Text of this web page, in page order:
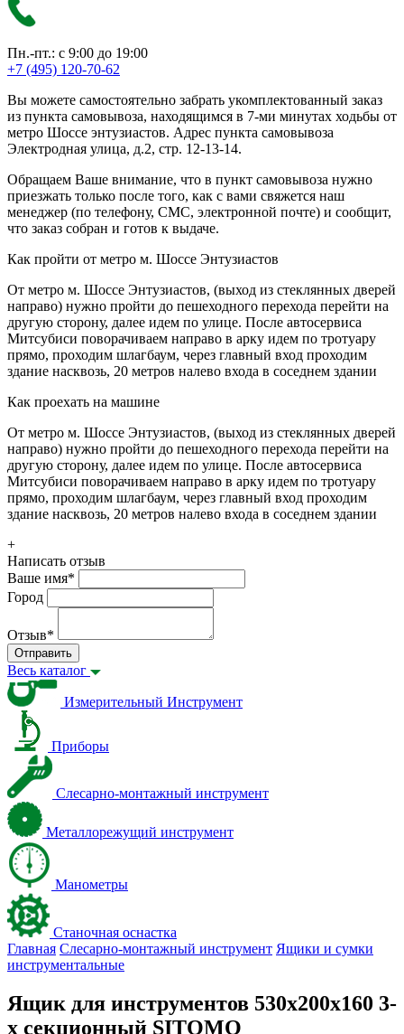
Пн.-пт.: с 9:00 до 19:00
+7 (495) 120-70-62
Вы можете самостоятельно забрать укомплектованный заказ
из пункта самовывоза, находящимся в 7-ми минутах ходьбы от
метро Шоссе энтузиастов. Адрес пункта самовывоза
Электродная улица, д.2, стр. 12-13-14.
Обращаем Ваше внимание, что в пункт самовывоза нужно
приезжать только после того, как с вами свяжется наш
менеджер (по телефону, СМС, электронной почте) и сообщит,
что заказ собран и готов к выдаче.
Как пройти от метро м. Шоссе Энтузиастов
От метро м. Шоссе Энтузиастов, (выход из стеклянных дверей
направо) нужно пройти до пешеходного перехода перейти на
другую сторону, далее идем по улице. После автосервиса
Митсубиси поворачиваем направо в арку идем по тротуару
прямо, проходим шлагбаум, через главный вход проходим
здание насквозь, 20 метров налево входа в соседнем здании
Как проехать на машине
От метро м. Шоссе Энтузиастов, (выход из стеклянных дверей
направо) нужно пройти до пешеходного перехода перейти на
другую сторону, далее идем по улице. После автосервиса
Митсубиси поворачиваем направо в арку идем по тротуару
прямо, проходим шлагбаум, через главный вход проходим
здание насквозь, 20 метров налево входа в соседнем здании
+
Написать отзыв
Ваше имя*
Город
Отзыв*
Отправить
Весь каталог
Измерительный Инструмент
Приборы
Слесарно-монтажный инструмент
Металлорежущий инструмент
Манометры
Станочная оснастка
Главная Слесарно-монтажный инструмент Ящики и сумки
инструментальные
Ящик для инструментов 530х200х160 3-
х секционный SITOMO